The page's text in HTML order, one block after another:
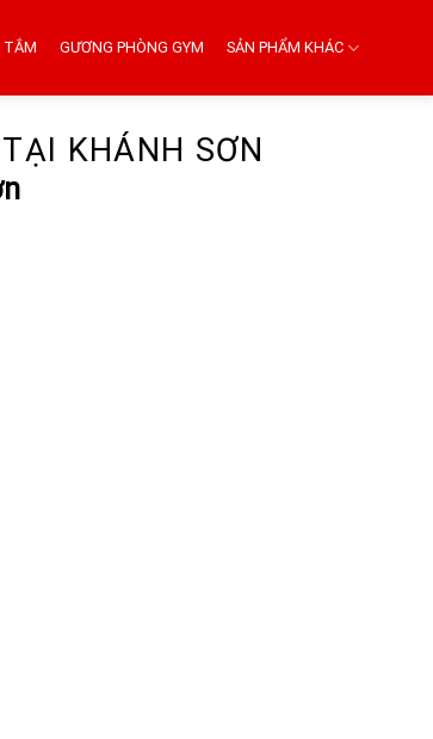
TẮM GƯƠNG PHÒNG GYM SẢN PHẨM KHÁC
KHÁNH SƠN